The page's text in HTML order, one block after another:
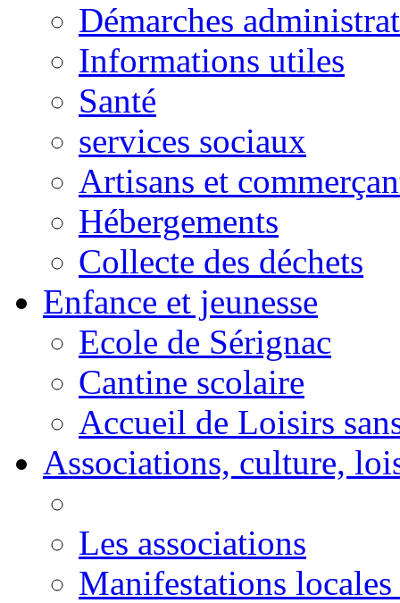
Démarches
Informations utiles
Santé
services sociaux
Artisans et
Hébergements
Collecte des déchets
Enfance et jeunesse
Ecole de Sérignac
Cantine scolaire
Accueil de Loisirs
Associations, culture,
Les associations
Manifestations locales